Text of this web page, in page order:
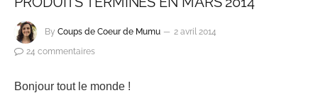
By Coups de Coeur de Mumu
2 avril 2014
24 commentaires
Bonjour tout le monde !